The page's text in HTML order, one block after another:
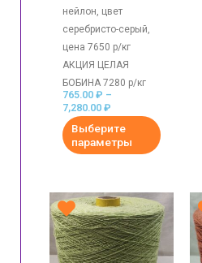
нейлон, цвет
серебристо-серый,
цена 7650 р/кг
АКЦИЯ ЦЕЛАЯ
БОБИНА 7280 р/кг
765.00₽ –
7,280.00₽
Выберите
параметры